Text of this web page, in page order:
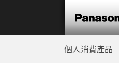
個人消費產品